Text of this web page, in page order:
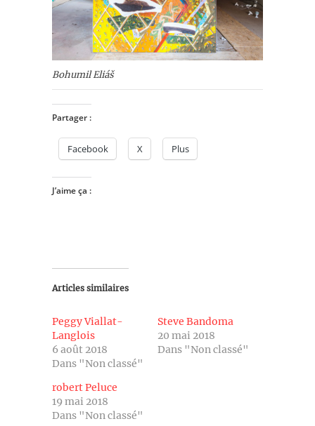
Bohumil Eliáš
Partager :
Facebook X Plus
J’aime ça :
Articles similaires
Peggy Viallat-
Langlois
6 août 2018
Dans "Non classé"
Steve Bandoma
20 mai 2018
Dans "Non classé"
robert Peluce
19 mai 2018
Dans "Non classé"